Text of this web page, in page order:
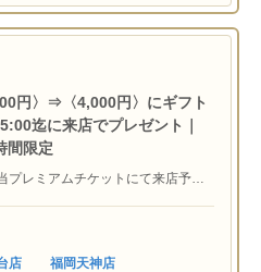
円〉⇒〈4,000円〉にギフト
迄に来店でプレゼント｜
間限定
プレミアムチケットにて来店予約
用不可 ※ご本人確認させていただ
容は予告なく変更する場合あ
店 福岡天神店